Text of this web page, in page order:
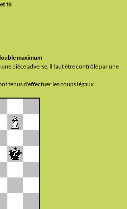
f6
maximum
pièce adverse, il faut être contrôlé par une
tenus d'effectuer les coups légaux